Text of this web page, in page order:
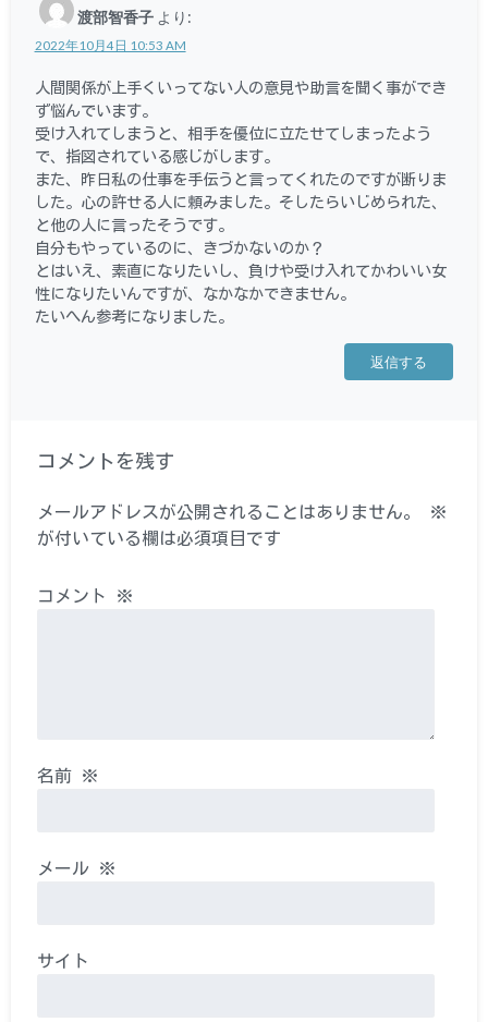
渡部智香子 より:
2022年10月4日 10:53 AM
人間関係が上手くいってない人の意見や助言を聞く事ができ
ず悩んでいます。
受け入れてしまうと、相手を優位に立たせてしまったよう
で、指図されている感じがします。
また、昨日私の仕事を手伝うと言ってくれたのですが断りま
した。心の許せる人に頼みました。そしたらいじめられた、
と他の人に言ったそうです。
自分もやっているのに、きづかないのか？
とはいえ、素直になりたいし、負けや受け入れてかわいい女
性になりたいんですが、なかなかできません。
たいへん参考になりました。
返信する
コメントを残す
メールアドレスが公開されることはありません。
※
が付いている欄は必須項目です
コメント ※
名前 ※
メール ※
サイト